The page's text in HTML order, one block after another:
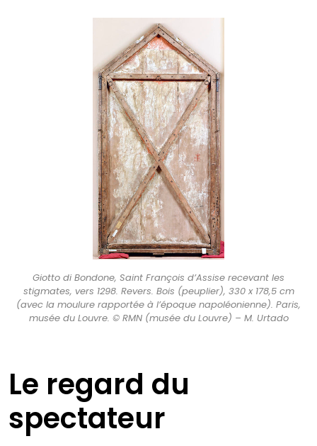
Giotto di Bondone, Saint François d’Assise recevant les
stigmates, vers 1298. Revers. Bois (peuplier), 330 x 178,5 cm
(avec la moulure rapportée à l’époque napoléonienne). Paris,
musée du Louvre. © RMN (musée du Louvre) – M. Urtado
Le regard du
spectateur